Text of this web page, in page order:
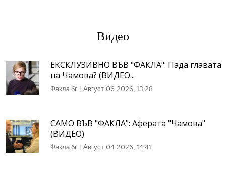
Видео
ЕКСКЛУЗИВНО ВЪВ "ФАКЛА": Пада главата
на Чамова? (ВИДЕО...
Факла.бг | Август 06 2026, 13:28
САМО ВЪВ "ФАКЛА": Аферата "Чамова"
(ВИДЕО)
Факла.бг | Август 04 2026, 14:41